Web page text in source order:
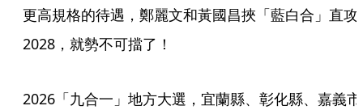
更高規格的待遇，鄭麗文和黃國昌挾「藍白合」直攻
2028，就勢不可擋了！
2026「九合一」地方大選，宜蘭縣、彰化縣、嘉義市